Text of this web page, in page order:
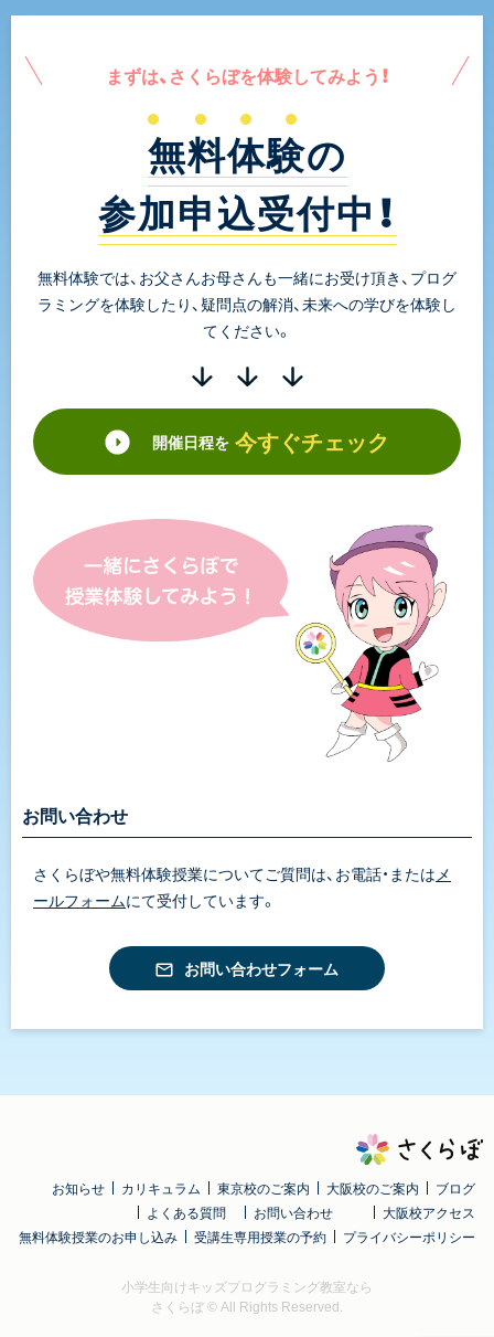
まずは、さくらぼを体験してみよう！
無料体験の
参加申込受付中！
無料体験では、お父さんお母さんも一緒にお受け頂き、プログ
ラミングを体験したり、疑問点の解消、未来への学びを体験し
てください。
開催日程を 今すぐチェック
お問い合わせ
さくらぼや無料体験授業についてご質問は、お電話・または メ
ールフォームにて受付しています。
お問い合わせフォーム
お知らせ カリキュラム 東京校のご案内 大阪校のご案内
ブログ
よくある質問
お問い合わせ
大阪校アクセス
無料体験授業のお申し込み
受講生専用授業の予約 プライバシーポリシー
小学生向けキッズプログラミング教室なら
さくらぼ© All Rights Reserved.